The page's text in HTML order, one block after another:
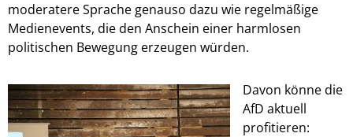
moderatere Sprache genauso dazu wie regelmäßige
Medienevents, die den Anschein einer harmlosen
politischen Bewegung erzeugen würden.
Davon könne die
AfD aktuell
profitieren: